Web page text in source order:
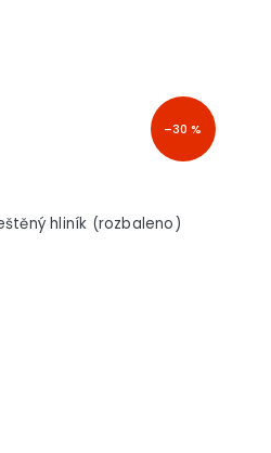
–30 %
hliník (rozbaleno)